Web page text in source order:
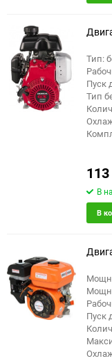
Тип:
Пуск
Тип
В
В
Пуск